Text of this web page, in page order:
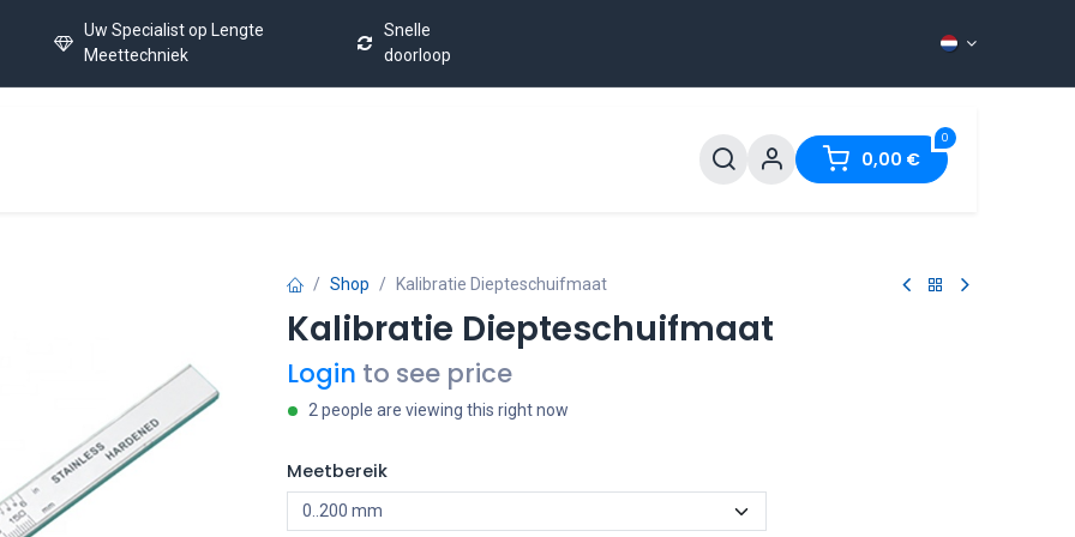
Uw Specialist op Lengte
Meettechniek
Snelle
doorloop
0
0,00 €
Shop Kalibratie Diepteschuifmaat
Kalibratie Diepteschuifmaat
Login to see price
2 people are viewing this right now
Meetbereik